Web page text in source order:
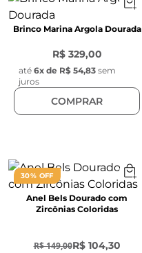
Brinco Marina Argola Dourada
R$ 329,00
até 6x de R$ 54,83 sem
juros
COMPRAR
30% OFF
Anel Bels Dourado com
Zircônias Coloridas
R$ 149,00R$ 104,30